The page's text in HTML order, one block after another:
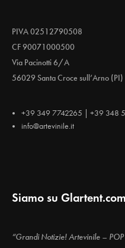
PIVA 02512790508
CF 90071000500
Via Pacinotti 6/A
56029 Santa Croce sull’Arno (PI)
+39 349 7742265 | +39 348
info@artevinile.it
Siamo su Glartent.com
“Grandi Notizie! Artevinile –